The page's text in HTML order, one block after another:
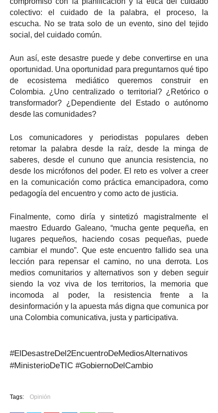
colectivo: el cuidado de la palabra, el proceso, la
escucha. No se trata solo de un evento, sino del tejido
social, del cuidado común.
Aun así, este desastre puede y debe convertirse en una
oportunidad. Una oportunidad para preguntarnos qué tipo
de ecosistema mediático queremos construir en
Colombia. ¿Uno centralizado o territorial? ¿Retórico o
transformador? ¿Dependiente del Estado o autónomo
desde las comunidades?
Los comunicadores y periodistas populares deben
retomar la palabra desde la raíz, desde la minga de
saberes, desde el cununo que anuncia resistencia, no
desde los micrófonos del poder. El reto es volver a creer
en la comunicación como práctica emancipadora, como
pedagogía del encuentro y como acto de justicia.
Finalmente, como diría y sintetizó magistralmente el
maestro Eduardo Galeano, “mucha gente pequeña, en
lugares pequeños, haciendo cosas pequeñas, puede
cambiar el mundo”. Que este encuentro fallido sea una
lección para repensar el camino, no una derrota. Los
medios comunitarios y alternativos son y deben seguir
siendo la voz viva de los territorios, la memoria que
incomoda al poder, la resistencia frente a la
desinformación y la apuesta más digna que comunica por
una Colombia comunicativa, justa y participativa.
#ElDesastreDel2EncuentroDeMediosAlternativos
#MinisterioDeTIC #GobiernoDelCambio
Tags: Opinión